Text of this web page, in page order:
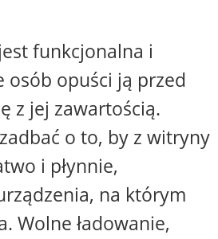
funkcjonalna i
osób opuści ją przed
z jej zawartością.
o to, by z witryny
i płynnie,
na którym
Wolne ładowanie,